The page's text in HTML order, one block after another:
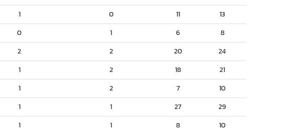
1 0 11
13
0 1 6
8
2 2 20
24
1 2 18
21
1 2 7
10
1 1 27
29
1 1 8
10